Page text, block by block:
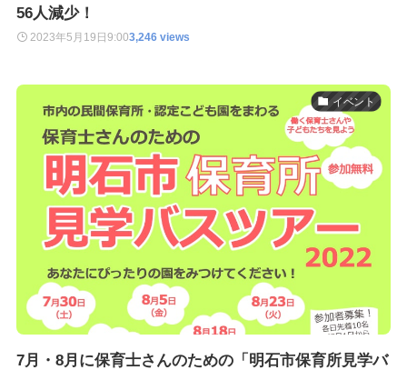
56人減少！
2023年5月19日9:003,246 views
イベント
7月・8月に保育士さんのための「明石市保育所見学バ